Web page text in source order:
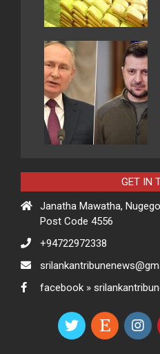
GET IN
Janatha Mawatha,
Post Code 4556
+94722972338
facebook »